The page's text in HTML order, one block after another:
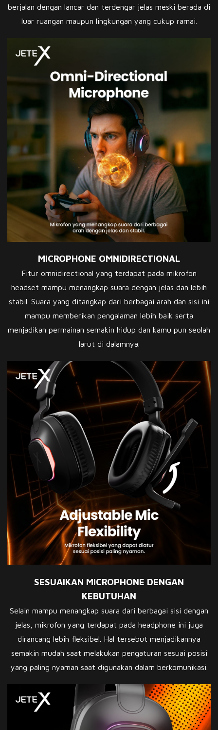
berjalan dengan lancar dan terdengar jelas meski berada di
luar ruangan maupun lingkungan yang cukup ramai.
MICROPHONE OMNIDIRECTIONAL
Fitur omnidirectional yang terdapat pada mikrofon
headset mampu menangkap suara dengan jelas dan lebih
stabil. Suara yang ditangkap dari berbagai arah dan sisi ini
mampu memberikan pengalaman lebih baik serta
menjadikan permainan semakin hidup dan kamu pun seolah
larut di dalamnya.
SESUAIKAN MICROPHONE DENGAN
KEBUTUHAN
Selain mampu menangkap suara dari berbagai sisi dengan
jelas, mikrofon yang terdapat pada headphone ini juga
dirancang lebih fleksibel. Hal tersebut menjadikannya
semakin mudah saat melakukan pengaturan sesuai posisi
yang paling nyaman saat digunakan dalam berkomunikasi.